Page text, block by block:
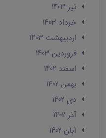
تير 1403
خرداد 1403
ارديبهشت 1403
فروردین 1403
اسفند 1402
بهمن 1402
دی 1402
آذر 1402
آبان 1402